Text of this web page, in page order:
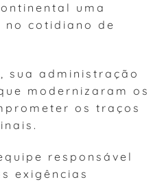
uma
no cotidiano de
sua administração
modernizaram os
os traços
responsável
exigências